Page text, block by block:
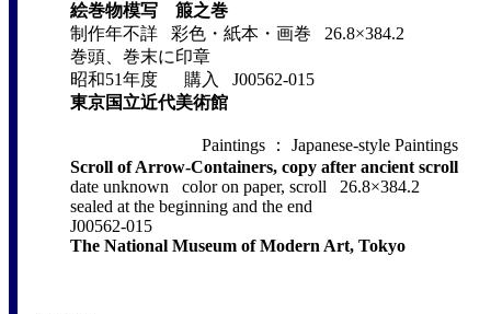
絵巻物模写 箙之巻
制作年不詳 彩色・紙本・画巻 26.8×384.2
巻頭、巻末に印章
昭和51年度 購入 J00562-015
東京国立近代美術館
Paintings ： Japanese-style Paintings
Scroll of Arrow-Containers, copy after ancient scroll
date unknown color on paper, scroll 26.8×384.2
sealed at the beginning and the end
J00562-015
The National Museum of Modern Art, Tokyo